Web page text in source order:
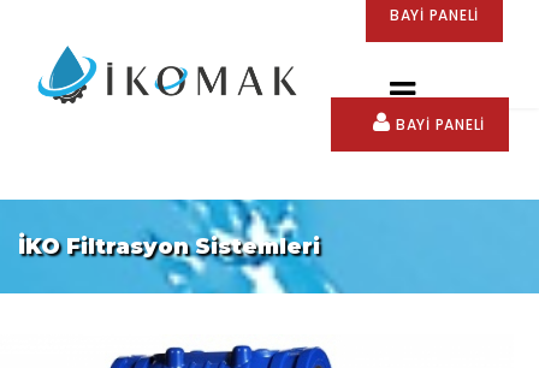
BAYİ PANELİ
BAYİ PANELİ
İKO Filtrasyon Sistemleri